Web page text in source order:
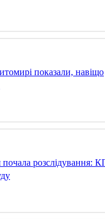
показали, навіщо
розслідування: